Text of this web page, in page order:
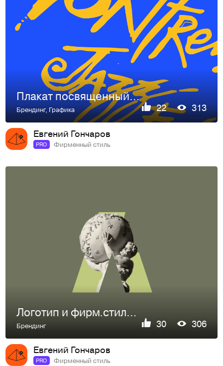
Плакат посвященный событию, которого ещё не существует
Брендинг,Графика 22 313
Евгений Гончаров
PRO Фирменный стиль
Логотип и фирм.стиль «Каменный Атлас»
Брендинг 30 306
Евгений Гончаров
PRO Фирменный стиль